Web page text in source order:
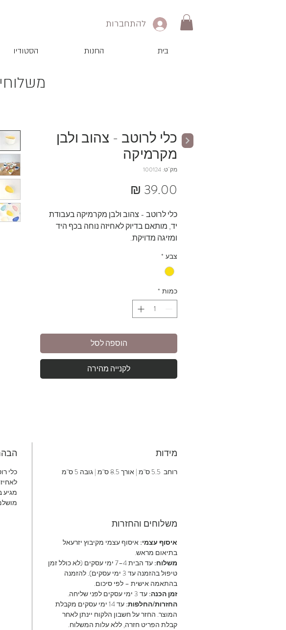
להתחברות
בית החנות הסטודיו
משלוחים
כלי לרוטב - צהוב ולבן
מקרמיקה
מק"ט: 100124
כלי לרוטב - צהוב ולבן מקרמיקה בעבודת
יד, מותאם בדיוק לאחיזה נוחה בכף היד
ומזיגה מדויקת.
מושלם לרטבים, חלב או תוספות קטנות.
צבע *
כמות *
הוספה לסל
לקנייה מהירה
מידות
רוחב 5.5 ס"מ | אורך 8.5 ס"מ | גובה 5 ס"מ
כלי
מגיע
משלוחים והחזרות
איסוף עצמי: איסוף עצמי מקיבוץ יזרעאל
בתיאום מראש.
משלוח:
עד הבית 4–7 ימי עסקים (לא כולל זמן
טיפול בהזמנה עד 3 ימי עסקים). להזמנה
בהתאמה אישית – לפי סיכום.
זמן הכנה: עד 3 ימי עסקים לפני שליחה.
החזרות/החלפות:
עד 14 ימי עסקים מקבלת
המוצר. החזר על חשבון הלקוח יינתן לאחר
קבלת הפריט חזרה, ללא עלות המשלוח.